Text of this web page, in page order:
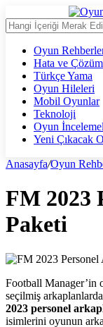
Oyun
Hata ve
Türkçe Yama
Oyun Hileleri
Mobil Oyunlar
Teknoloji
Oyun
Yeni Çıkacak
Anasayfa/Oyun
FM 2023
Paketi
Football Manager’in
seçilmiş
2023 personel
isimlerini oyunun